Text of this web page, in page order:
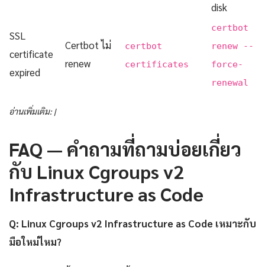
disk
SSL
certificate
expired
Certbot ไม่
renew
certbot
certificates
certbot
renew --
force-
renewal
อ่านเพิ่มเติม: |
FAQ — คำถามที่ถามบ่อยเกี่ยว
กับ Linux Cgroups v2
Infrastructure as Code
Q: Linux Cgroups v2 Infrastructure as Code เหมาะกับ
มือใหม่ไหม?